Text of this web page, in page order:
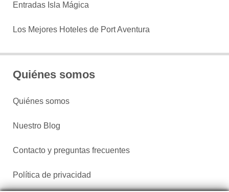
Entradas Isla Mágica
Los Mejores Hoteles de Port Aventura
Quiénes somos
Quiénes somos
Nuestro Blog
Contacto y preguntas frecuentes
Política de privacidad